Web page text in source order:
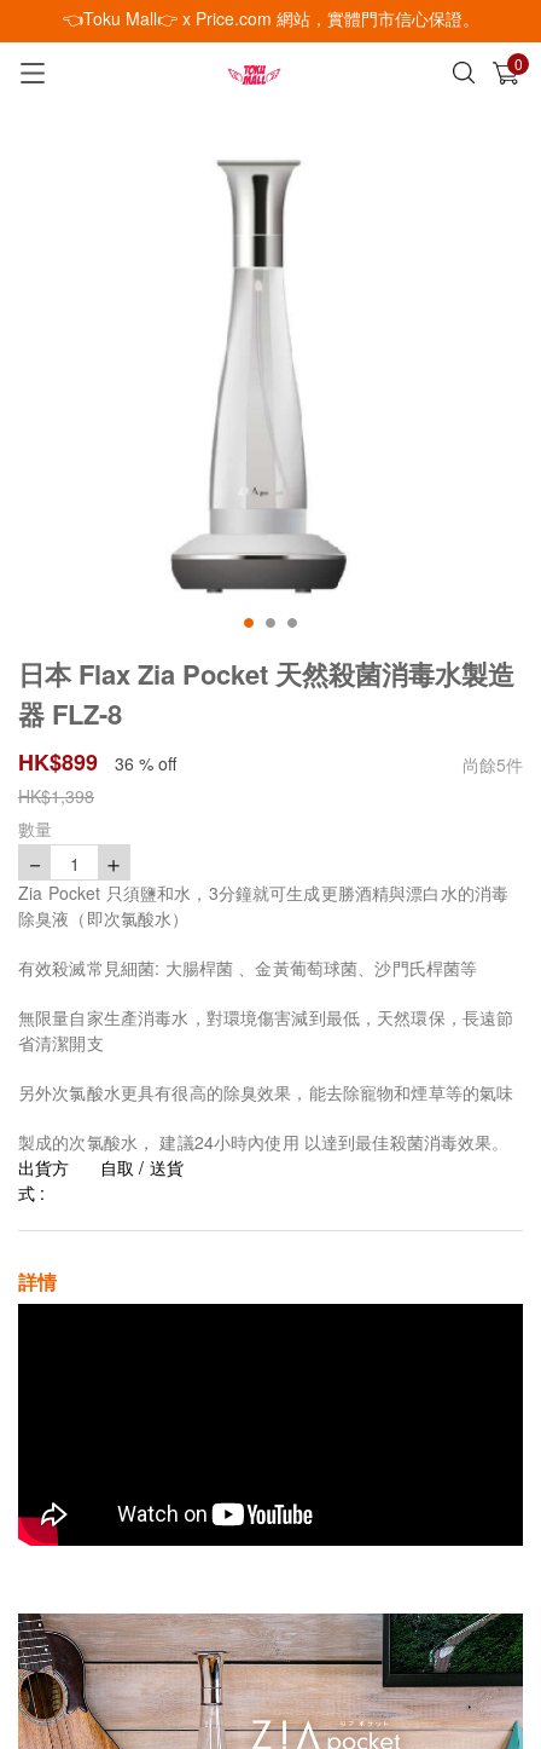
👈Toku Mall👉 x Price.com 網站，實體門市信心保證。
0
已加入購物車 查看
日本 Flax Zia Pocket 天然殺菌消毒水製造
器 FLZ-8
HK$899 36 % off 尚餘5件
HK$1,398
數量
－ 1 ＋
Zia Pocket 只須鹽和水，3分鐘就可生成更勝酒精與漂白水的消毒
除臭液（即次氯酸水）
有效殺滅常見細菌: 大腸桿菌 、金黃葡萄球菌、沙門氏桿菌等
無限量自家生產消毒水，對環境傷害減到最低，天然環保，長遠節
省清潔開支
另外次氯酸水更具有很高的除臭效果，能去除寵物和煙草等的氣味
製成的次氯酸水， 建議24小時內使用 以達到最佳殺菌消毒效果。
出貨方
式 :
自取 / 送貨
詳情